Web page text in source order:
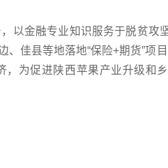
以金融专业知识服务于脱贫攻
佳县等地落地“保险+期货”项
为促进陕西苹果产业升级和